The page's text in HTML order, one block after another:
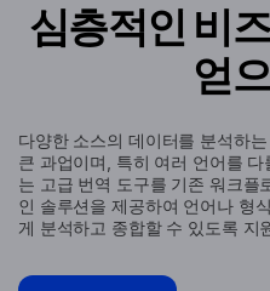
심층적인 비
얻
다양한 소스의 데이터를 분석하
큰 과업이며, 특히 여러 언어를
는 고급 번역 도구를 기존 워크플
인 솔루션을 제공하여 언어나 형
게 분석하고 종합할 수 있도록 지